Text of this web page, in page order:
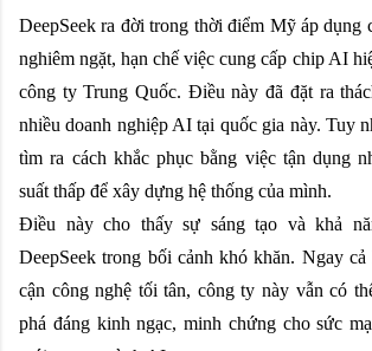
DeepSeek ra đời trong thời điểm Mỹ áp dụng
nghiêm ngặt, hạn chế việc cung cấp chip AI
công ty Trung Quốc. Điều này đã đặt ra
nhiều doanh nghiệp AI tại quốc gia này. Tuy
tìm ra cách khắc phục bằng việc tận dụng
suất thấp để xây dựng hệ thống của mình.
Điều này cho thấy sự sáng tạo và khả
DeepSeek trong bối cảnh khó khăn. Ngay
cận công nghệ tối tân, công ty này vẫn có
phá đáng kinh ngạc, minh chứng cho sức